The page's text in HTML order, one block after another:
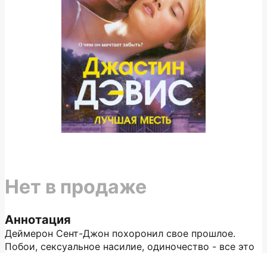
Аннотация
Деймерон Сент-Джон похоронил свое прошлое.
Побои, сексуальное насилие, одиночество - все это
Нет в продаже